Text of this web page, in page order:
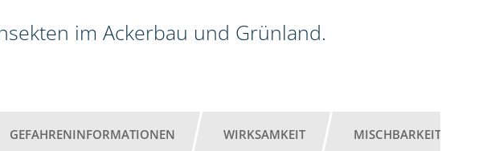
im Ackerbau und Grünland.
GEFAHRENINFORMATIONEN WIRKSAMKEIT MISCHBARKEIT